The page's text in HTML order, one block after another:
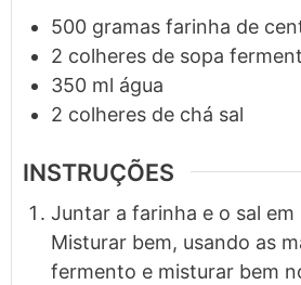
500 gramas farinha de
2 colheres de sopa
350 ml água
2 colheres de chá sal
INSTRUÇÕES
Juntar a farinha e o sal em
Misturar bem, usando as
fermento e misturar bem